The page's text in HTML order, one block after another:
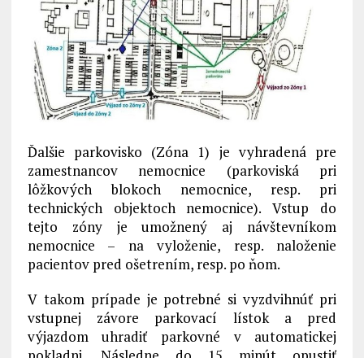
Ďalšie parkovisko (Zóna 1) je vyhradená pre
zamestnancov nemocnice (parkoviská pri
lôžkových blokoch nemocnice, resp. pri
technických objektoch nemocnice). Vstup do
tejto zóny je umožnený aj návštevníkom
nemocnice – na vyloženie, resp. naloženie
pacientov pred ošetrením, resp. po ňom.
V takom prípade je potrebné si vyzdvihnúť pri
vstupnej závore parkovací lístok a pred
výjazdom uhradiť parkovné v automatickej